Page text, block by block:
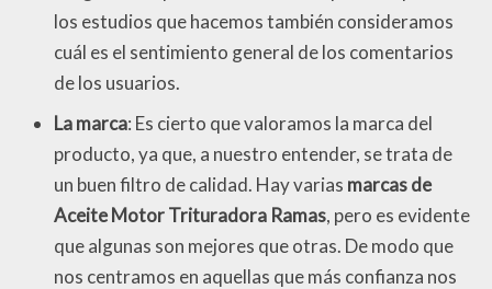
los estudios que hacemos también consideramos
cuál es el sentimiento general de los comentarios
de los usuarios.
La marca: Es cierto que valoramos la marca del
producto, ya que, a nuestro entender, se trata de
un buen filtro de calidad. Hay varias marcas de
Aceite Motor Trituradora Ramas, pero es evidente
que algunas son mejores que otras. De modo que
nos centramos en aquellas que más confianza nos